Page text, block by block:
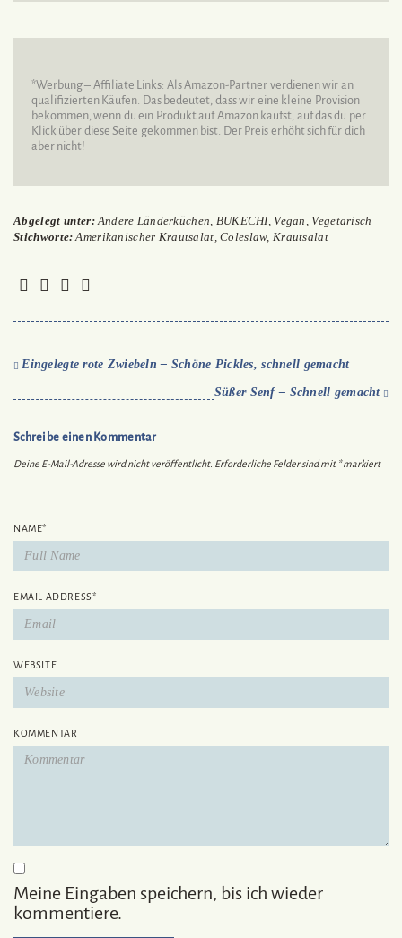
*Werbung – Affiliate Links: Als Amazon-Partner verdienen wir an
qualifizierten Käufen. Das bedeutet, dass wir eine kleine Provision
bekommen, wenn du ein Produkt auf Amazon kaufst, auf das du per
Klick über diese Seite gekommen bist. Der Preis erhöht sich für dich
aber nicht!
Abgelegt unter: Andere Länderküchen BUKECHI, Vegan Vegetarisch
Stichworte: Amerikanischer Krautsalat ,Coleslaw, Krautsalat
Eingelegte rote Zwiebeln – Schöne Pickles, schnell gemacht
Süßer Senf – Schnell gemacht
Schreibe einen Kommentar
Deine E-Mail-Adresse wird nicht veröffentlicht. Erforderliche Felder sind mit *markiert
NAME*
EMAIL ADDRESS*
WEBSITE
KOMMENTAR
Meine Eingaben speichern, bis ich wieder
kommentiere.